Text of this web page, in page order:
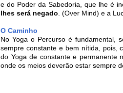
e do Poder da Sabedoria, que lhe é
lhes será negado . (Over Mind) e a
O Caminho
No Yoga o Percurso é fundamental,
sempre constante e bem nítida, pois,
do Yoga de constante e permanente
onde os meios deverão estar sempre